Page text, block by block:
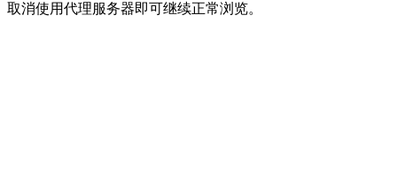
取消使用代理服务器即可继续正常浏览。